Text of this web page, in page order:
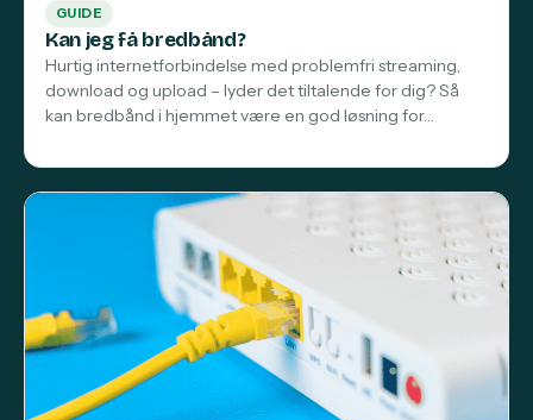
GUIDE
Kan jeg få bredbånd?
Hurtig internetforbindelse med problemfri streaming,
download og upload – lyder det tiltalende for dig? Så
kan bredbånd i hjemmet være en god løsning for…